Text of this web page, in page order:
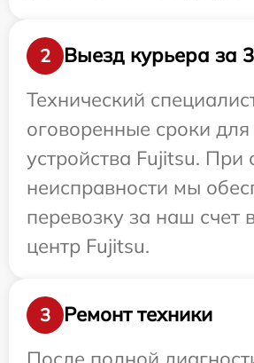
2
Выезд курьера за
Технический
оговоренные сроки
устройства Fujitsu. При
неисправности мы
перевозку за наш счет
центр Fujitsu.
3
Ремонт техники